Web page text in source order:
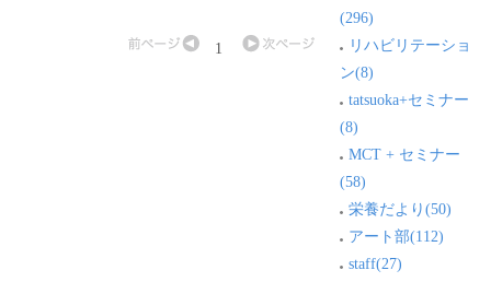
1
(296)
リハビリテーショ
ン(8)
tatsuoka+セミナー
(8)
MCT + セミナー
(58)
栄養だより(50)
アート部(112)
staff(27)